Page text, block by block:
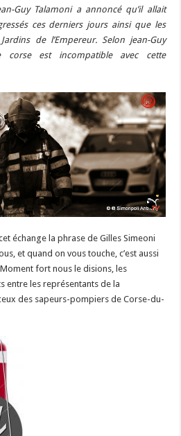
Guy Talamoni a annoncé qu’il allait
ces derniers jours ainsi que les
de l’Empereur. Selon jean-Guy
corse est incompatible avec cette
échange la phrase de Gilles Simeoni
et quand on vous touche, c’est aussi
fort nous le disions, les
entre les représentants de la
des sapeurs-pompiers de Corse-du-